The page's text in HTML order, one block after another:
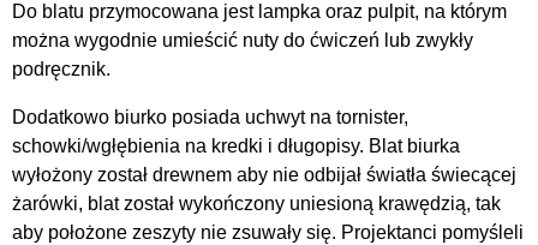
Do blatu przymocowana jest lampka oraz pulpit, na którym
można wygodnie umieścić nuty do ćwiczeń lub zwykły
podręcznik.
Dodatkowo biurko posiada uchwyt na tornister,
schowki/wgłębienia na kredki i długopisy. Blat biurka
wyłożony został drewnem aby nie odbijał światła świecącej
żarówki, blat został wykończony uniesioną krawędzią, tak
aby położone zeszyty nie zsuwały się. Projektanci pomyśleli